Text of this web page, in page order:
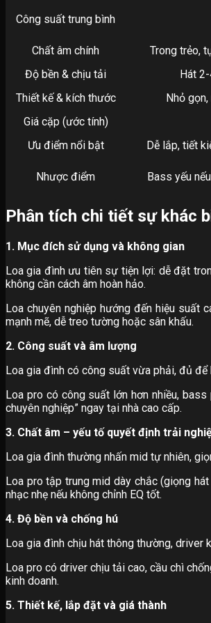
Công suất trung bình
Chất âm chính Trong trẻo,
Độ bền & chịu tải
Hát
Thiết kế & kích thước
Nhỏ
Giá cặp (ước tính)
Ưu điểm nổi bật
Dễ lắp, tiết
Nhược điểm Bass yếu
Phân tích chi tiết sự khác
1. Mục đích sử dụng và không gian
Loa gia đình ưu tiên sự tiện lợi: dễ đặt
không cần cách âm hoàn hảo.
Loa chuyên nghiệp hướng đến hiệu suất
mạnh mẽ, dễ treo tường hoặc sân khấu.
2. Công suất và âm lượng
Loa gia đình có công suất vừa phải, đủ để
Loa pro có công suất lớn hơn nhiều,
chuyên nghiệp” ngay tại nhà cao cấp.
3. Chất âm – yếu tố quyết định trải
Loa gia đình thường nhấn mid tự nhiên,
Loa pro tập trung mid dày chắc (giọng
nhạc nhẹ nếu không chỉnh EQ tốt.
4. Độ bền và chống hú
Loa gia đình chịu hát thông thường, driver
Loa pro có driver chịu tải cao, cầu chì
kinh doanh.
5. Thiết kế, lắp đặt và giá thành